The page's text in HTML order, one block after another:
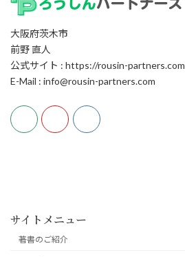
大阪府茨木市
前野 直人
公式サイト : https://rousin-partners.com
E-Mail : info@rousin-partners.com
サイトメニュー
著書のご紹介